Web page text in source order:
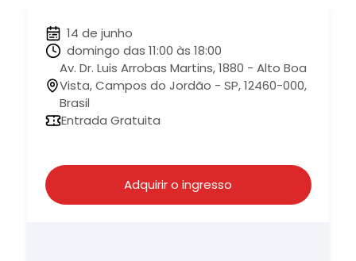
14 de junho
domingo das 11:00 às 18:00
Av. Dr. Luis Arrobas Martins, 1880 - Alto Boa
Vista, Campos do Jordão - SP, 12460-000,
Brasil
Entrada Gratuita
Adquirir o ingresso